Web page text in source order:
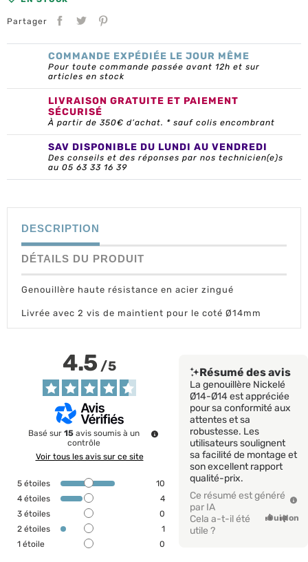
Partager
COMMANDE EXPÉDIÉE LE JOUR MÊME
Pour toute commande passée avant 12h et sur
articles en stock
LIVRAISON GRATUITE ET PAIEMENT
SÉCURISÉ
À partir de 350€ d’achat. * sauf colis encombrant
SAV DISPONIBLE DU LUNDI AU VENDREDI
Des conseils et des réponses par nos technicien(e)s
au 05 63 33 16 39
DESCRIPTION
DÉTAILS DU PRODUIT
Genouillère haute résistance en acier zingué
Livrée avec 2 vis de maintient pour le coté Ø14mm
4.5/5
Basé sur15 avis soumis à un
contrôle
Voir tous les avis sur ce site
5 étoiles
10
4 étoiles
4
3 étoiles
0
2 étoiles
1
1 étoile 0
Résumé des avis
La genouillère Nickelé
Ø14-Ø14 est appréciée
pour sa conformité aux
attentes et sa
robustesse. Les
utilisateurs soulignent
sa facilité de montage et
son excellent rapport
qualité-prix.
Ce résumé est généré
par IA
Cela a-t-il été
utile ?
OuiNon